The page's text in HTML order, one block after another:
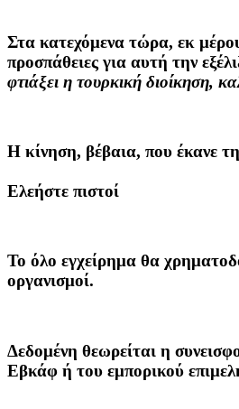
Στα κατεχόμενα τώρα, εκ
προσπάθειες για αυτή την
φτιάξει η τουρκική διοίκηση,
Η κίνηση, βέβαια, που έκανε
Ελεήστε πιστοί
Το όλο εγχείρημα θα
οργανισμοί.
Δεδομένη θεωρείται η
Εβκάφ ή του εμπορικού